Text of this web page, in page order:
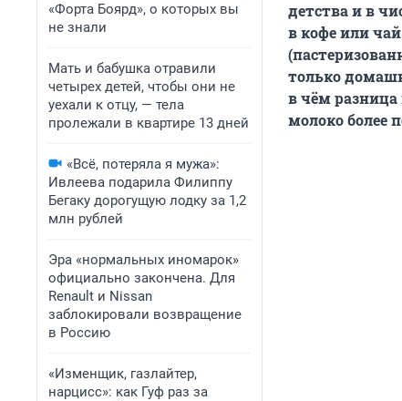
«Форта Боярд», о которых вы
не знали
Мать и бабушка отравили
четырех детей, чтобы они не
уехали к отцу, — тела
пролежали в квартире 13 дней
«Всё, потеряла я мужа»:
Ивлеева подарила Филиппу
Бегаку дорогущую лодку за 1,2
млн рублей
Эра «нормальных иномарок»
официально закончена. Для
Renault и Nissan
заблокировали возвращение
в Россию
«Изменщик, газлайтер,
нарцисс»: как Гуф раз за
детства и в
в кофе или
только
в чём
молоко более